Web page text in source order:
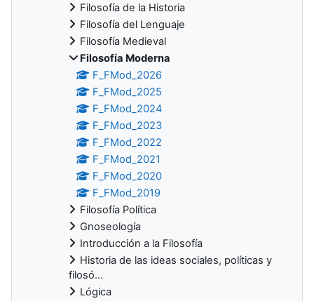
Filosofía de la Historia
Filosofía del Lenguaje
Filosofía Medieval
Filosofía Moderna
F_FMod_2026
F_FMod_2025
F_FMod_2024
F_FMod_2023
F_FMod_2022
F_FMod_2021
F_FMod_2020
F_FMod_2019
Filosofía Política
Gnoseología
Introducción a la Filosofía
Historia de las ideas sociales, políticas y
filosó...
Lógica